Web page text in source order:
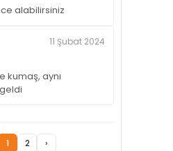
alabilirsiniz
11 Şubat 2024
kumaş, aynı
1 2 ›